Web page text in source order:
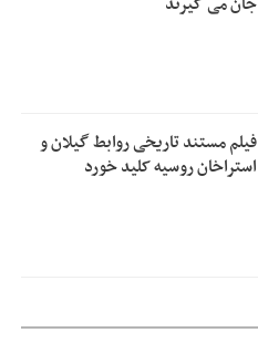
فیلم مستند تاریخی روابط گیلان و
استراخان روسیه کلید خورد